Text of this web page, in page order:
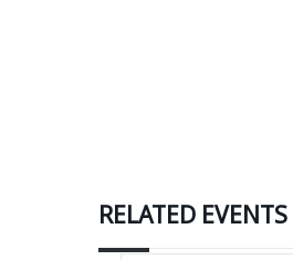
RELATED EVENTS